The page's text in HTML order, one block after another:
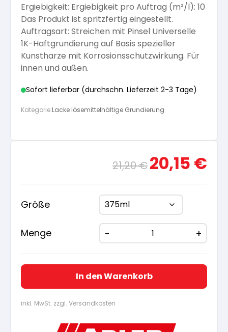
Öle für Außen
Pflege und Reinigung
Versiegelung für Beton
Pflege
Kalkfarben
Anti Schimmelfarbe
Isolierfarben
Silikatfarben
Pflege und Reinigung
Spezialprodukte
Arbeitshandschuhe
Dichtmassen
Farbwalzen
Ergiebigkeit: Ergiebigkeit pro Auftrag (m²/l): 10
Das Produkt ist spritzfertig eingestellt.
Auftragsart: Streichen mit Pinsel Universelle
1K-Haftgrundierung auf Basis spezieller
Kunstharze mit Korrosionsschutzwirkung. Für
innen und außen.
Sofort lieferbar (durchschn. Lieferzeit 2-3 Tage)
Kategorie:Lacke lösemittelhältige Grundierung
21,20€
Ursprünglicher
Preis
war:
21,20 €
20,15 €
ist:
Größe
Menge
In den Warenkorb
inkl. MwSt. zzgl. Versandkosten